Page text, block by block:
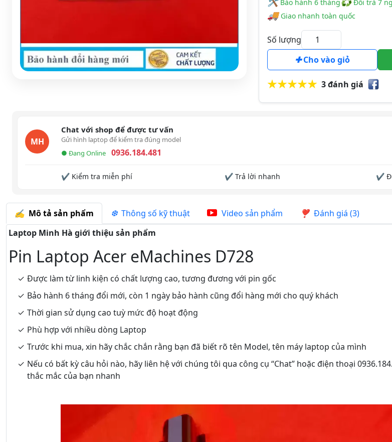
️️ Bảo hành 6 tháng Đổi trả 7
🚚Giao nhanh toàn quốc
Số lượng
Cho vào giỏ
3 đánh giá
MH
Chat với shop để được tư vấn
Gửi hình laptop để kiểm tra đúng model
● Đang Online
0936.184.481
✔ Kiểm tra miễn phí ✔ Trả lời nhanh ✔
Mô tả sản phẩm Thông số kỹ thuật Video sản phẩm
Đánh giá (3)
Laptop Minh Hà giới thiệu sản phẩm
Pin Laptop Acer eMachines D728
Được làm từ linh kiện có chất lượng cao, tương đương với pin gốc
Bảo hành 6 tháng đổi mới, còn 1 ngày bảo hành cũng đổi hàng mới cho quý khách
Thời gian sử dụng cao tuỳ mức độ hoạt động
Phù hợp với nhiều dòng Laptop
Trước khi mua, xin hãy chắc chắn rằng bạn đã biết rõ tên Model, tên máy laptop của mình
Nếu có bất kỳ câu hỏi nào, hãy liên hệ với chúng tôi qua công cụ “Chat” hoặc điện thoại
thắc mắc của bạn nhanh